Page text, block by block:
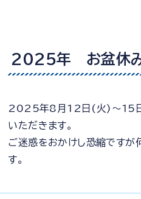
2025年 お盆休み
2025年8月12日(火)～15
いただきます。
ご迷惑をおかけし恐縮ですが
す。